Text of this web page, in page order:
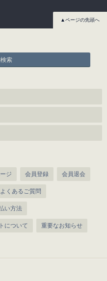
▲ページの先頭へ
索
ジ 会員登録 会員退会
よくあるご質問
い方法
について 重要なお知らせ